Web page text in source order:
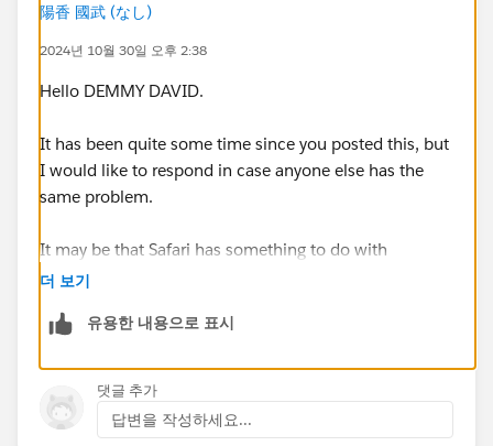
陽香 國武 (なし)
2024년 10월 30일 오후 2:38
Hello DEMMY DAVID.
It has been quite some time since you posted this, but
I would like to respond in case anyone else has the
same problem.
It may be that Safari has something to do with
disabling third-party cookies by default, which is
You may want to try using a different browser or
link below for instructions on how to do this).
Clear the history, cache and cookies from Safari on
your iPhone, iPad or iPod touch – Apple Support (UK)
더 보기
유용한 내용으로 표시
댓글 추가
답변을 작성하세요...